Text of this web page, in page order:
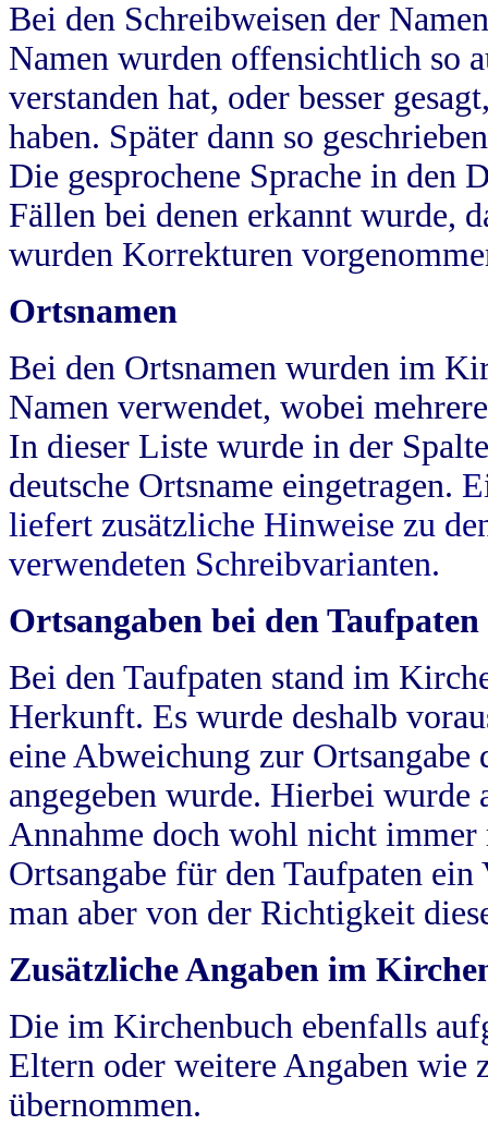
Bei den Schreibweisen der
Namen wurden offensichtlich so
verstanden hat, oder besser
haben. Später dann so
Die gesprochene Sprache in
Fällen bei denen erkannt wurde,
wurden Korrekturen
Ortsnamen
Bei den Ortsnamen wurden im
Namen verwendet, wobei
In dieser Liste wurde in der
deutsche Ortsname eingetragen.
liefert zusätzliche Hinweise zu
verwendeten Schreibvarianten.
Ortsangaben bei den Taufpaten
Bei den Taufpaten stand im
Herkunft. Es wurde deshalb
eine Abweichung zur
angegeben wurde. Hierbei wurde
Annahme doch wohl nicht
Ortsangabe für den Taufpaten
man aber von der Richtigkeit
Zusätzliche Angaben im
Die im Kirchenbuch ebenfalls
Eltern oder weitere Angaben wie
übernommen.